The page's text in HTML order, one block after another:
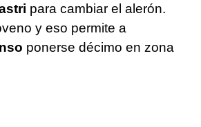
para cambiar el alerón.
y eso permite a
ponerse décimo en zona